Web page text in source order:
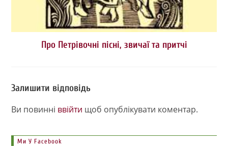
Про Петрівочні пісні, звичаї та притчі
Залишити відповідь
Ви повинні ввійти щоб опублікувати коментар.
Ми У Facebook